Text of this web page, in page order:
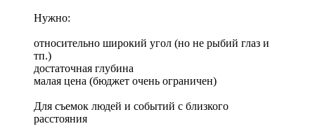
Нужно:
относительно широкий угол (но не рыбий глаз и
тп.)
достаточная глубина
малая цена (бюджет очень ограничен)
Для съемок людей и событий с близкого
расстояния